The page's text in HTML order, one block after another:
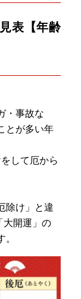
表【年齢
・事故な
とが多い年
して厄から
除け」と違
大開運」の